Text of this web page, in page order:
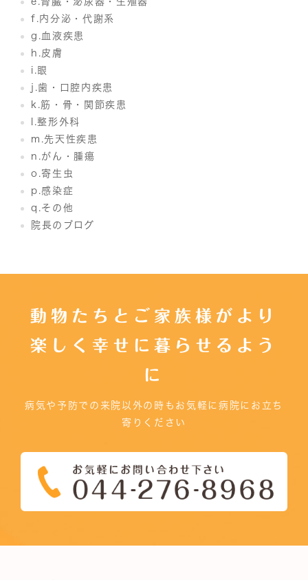
f.内分泌・代謝系
g.血液疾患
h.皮膚
i.眼
j.歯・口腔内疾患
k.筋・骨・関節疾患
l.整形外科
m.先天性疾患
n.がん・腫瘍
o.寄生虫
p.感染症
q.その他
院長のブログ
動物たちとご家族様がより
楽しく幸せに暮らせるよう
に
病気や予防での来院以外の時もお気軽に病院にお立ち
寄りください